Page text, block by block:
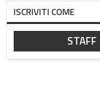
ISCRIVITI COME
STAFF